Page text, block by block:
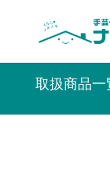
取扱商品一